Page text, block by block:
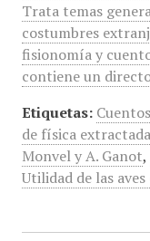
Trata temas
costumbres
fisionomía y
contiene un
Etiquetas:
de física
Monvel y A. Ganot,
Utilidad de las